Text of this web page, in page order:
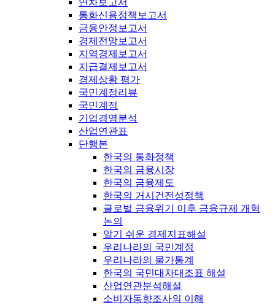
연차보고서
통화신용정책보고서
금융안정보고서
경제전망보고서
지역경제보고서
지급결제보고서
경제상황 평가
국민계정리뷰
국민계정
기업경영분석
산업연관표
단행본
한국의 통화정책
한국의 금융시장
한국의 금융제도
한국의 거시건전성정책
글로벌 금융위기 이후 금융규제 개혁
논의
알기 쉬운 경제지표해설
우리나라의 국민계정
우리나라의 물가통계
한국의 국민대차대조표 해설
산업연관분석해설
소비자동향조사의 이해